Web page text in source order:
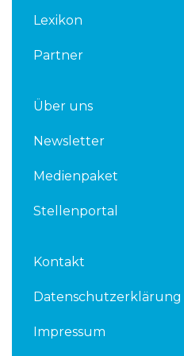
Lexikon
Partner
Über uns
Newsletter
Medienpaket
Stellenportal
Kontakt
Datenschutzerklärung
Impressum